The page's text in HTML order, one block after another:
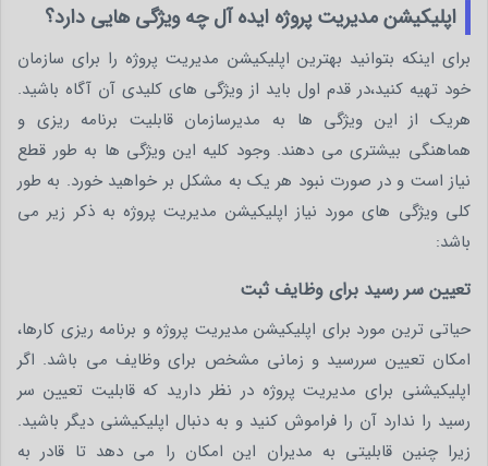
اپلیکیشن مدیریت پروژه ایده آل چه ویژگی هایی دارد؟
برای اینکه بتوانید بهترین اپلیکیشن مدیریت پروژه را برای سازمان
خود تهیه کنید،در قدم اول باید از ویژگی های کلیدی آن آگاه باشید.
هریک از این ویژگی ها به مدیرسازمان قابلیت برنامه ریزی و
هماهنگی بیشتری می دهند. وجود کلیه این ویژگی ها به طور قطع
نیاز است و در صورت نبود هر یک به مشکل بر خواهید خورد. به طور
کلی ویژگی های مورد نیاز اپلیکیشن مدیریت پروژه به ذکر زیر می
باشد:
تعیین سر رسید برای وظایف ثبت
حیاتی ترین مورد برای اپلیکیشن مدیریت پروژه و برنامه ریزی کارها،
امکان تعیین سررسید و زمانی مشخص برای وظایف می باشد. اگر
اپلیکیشنی برای مدیریت پروژه در نظر دارید که قابلیت تعیین سر
رسید را ندارد آن را فراموش کنید و به دنبال اپلیکیشنی دیگر باشید.
زیرا چنین قابلیتی به مدیران این امکان را می دهد تا قادر به